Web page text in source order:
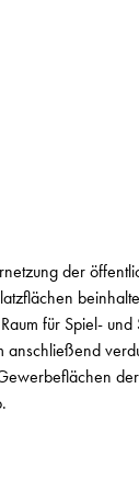
der
für Spiel-